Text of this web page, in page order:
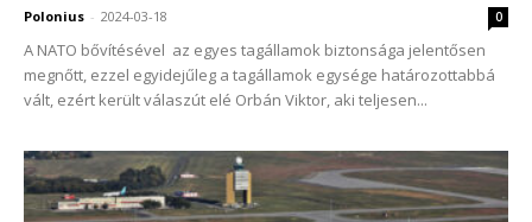
Polonius - 2024-03-18 0
A NATO bővítésével az egyes tagállamok biztonsága jelentősen
megnőtt, ezzel egyidejűleg a tagállamok egysége határozottabbá
vált, ezért került válaszút elé Orbán Viktor, aki teljesen...